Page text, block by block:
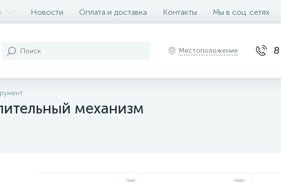
Новости Оплата и доставка Контакты Мы в соц. сетях
Местоположение
механизм